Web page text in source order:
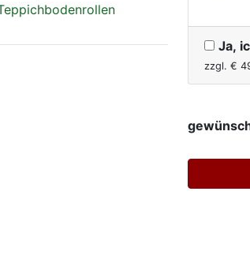
Ja,
zzgl. €